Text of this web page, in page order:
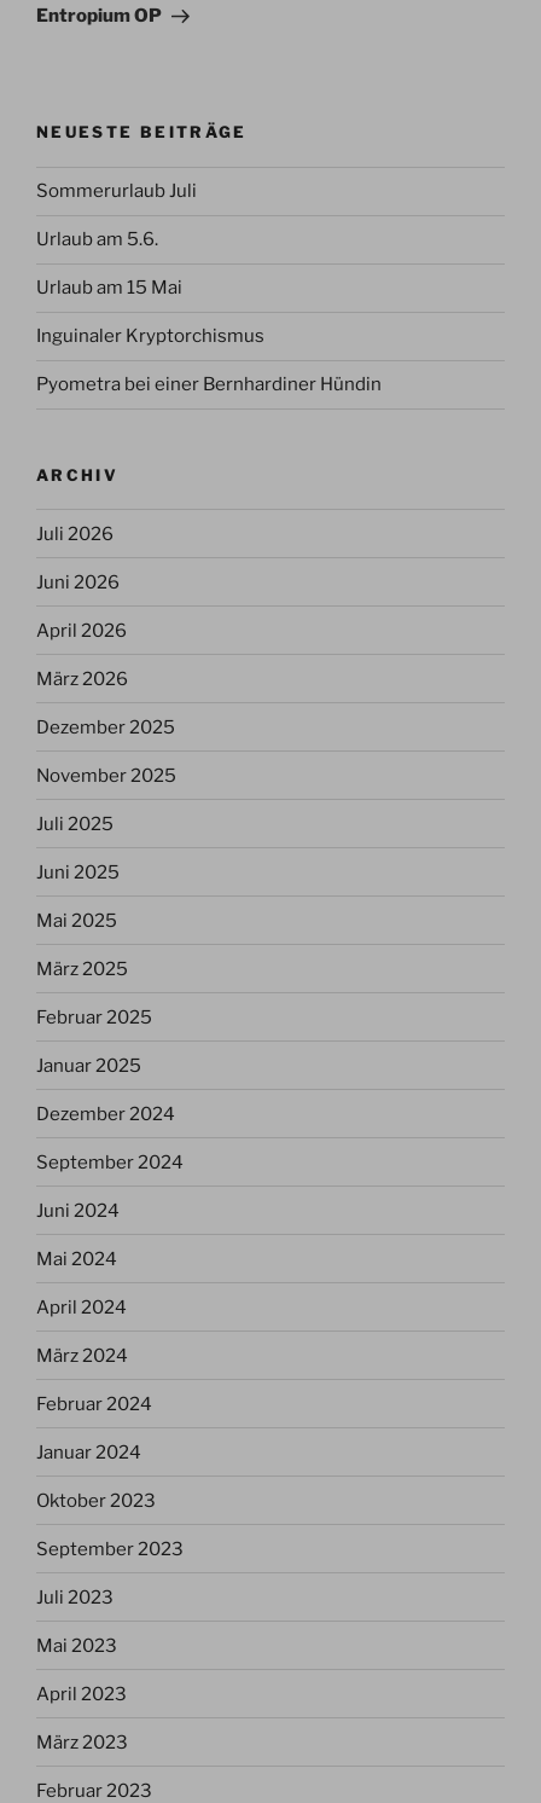
Beitrag
Entropium OP
NEUESTE BEITRÄGE
Sommerurlaub Juli
Urlaub am 5.6.
Urlaub am 15 Mai
Inguinaler Kryptorchismus
Pyometra bei einer Bernhardiner Hündin
ARCHIV
Juli 2026
Juni 2026
April 2026
März 2026
Dezember 2025
November 2025
Juli 2025
Juni 2025
Mai 2025
März 2025
Februar 2025
Januar 2025
Dezember 2024
September 2024
Juni 2024
Mai 2024
April 2024
März 2024
Februar 2024
Januar 2024
Oktober 2023
September 2023
Juli 2023
Mai 2023
April 2023
März 2023
Februar 2023